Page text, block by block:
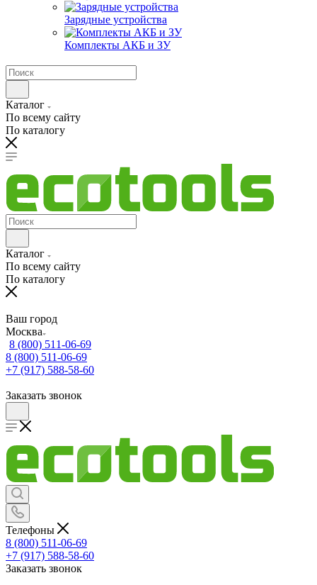
Зарядные устройства
Комплекты АКБ и ЗУ
Каталог
По всему сайту
По каталогу
Каталог
По всему сайту
По каталогу
Ваш город
Москва
8 (800) 511-06-69
8 (800) 511-06-69
+7 (917) 588-58-60
Заказать звонок
Телефоны
8 (800) 511-06-69
+7 (917) 588-58-60
Заказать звонок